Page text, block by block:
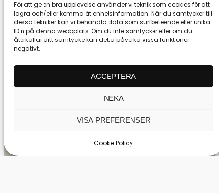
För att ge en bra upplevelse använder vi teknik som cookies för att
lagra och/eller komma åt enhetsinformation. När du samtycker till
dessa tekniker kan vi behandla data som surfbeteende eller unika
ID:n på denna webbplats. Om du inte samtycker eller om du
återkallar ditt samtycke kan detta påverka vissa funktioner
negativt.
ACCEPTERA
NEKA
VISA PREFERENSER
Cookie Policy